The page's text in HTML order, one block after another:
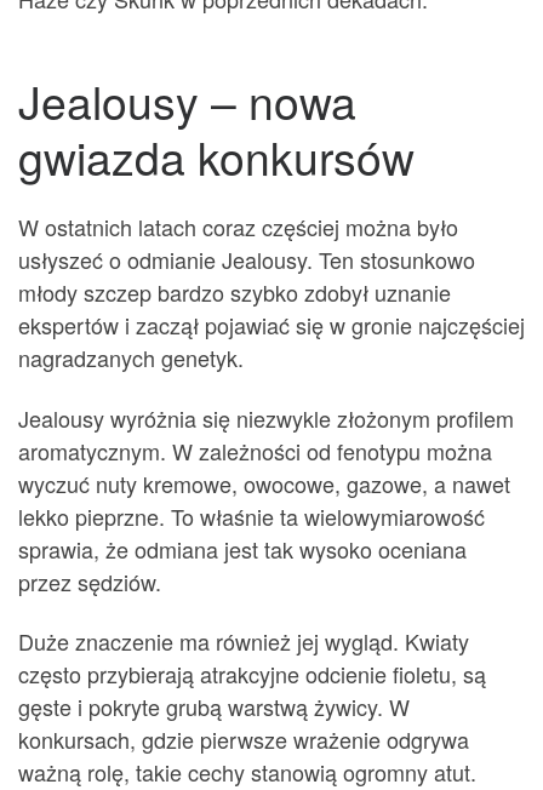
Jealousy – nowa
gwiazda konkursów
W ostatnich latach coraz częściej można było
usłyszeć o odmianie Jealousy. Ten stosunkowo
młody szczep bardzo szybko zdobył uznanie
ekspertów i zaczął pojawiać się w gronie najczęściej
nagradzanych genetyk.
Jealousy wyróżnia się niezwykle złożonym profilem
aromatycznym. W zależności od fenotypu można
wyczuć nuty kremowe, owocowe, gazowe, a nawet
lekko pieprzne. To właśnie ta wielowymiarowość
sprawia, że odmiana jest tak wysoko oceniana
przez sędziów.
Duże znaczenie ma również jej wygląd. Kwiaty
często przybierają atrakcyjne odcienie fioletu, są
gęste i pokryte grubą warstwą żywicy. W
konkursach, gdzie pierwsze wrażenie odgrywa
ważną rolę, takie cechy stanowią ogromny atut.